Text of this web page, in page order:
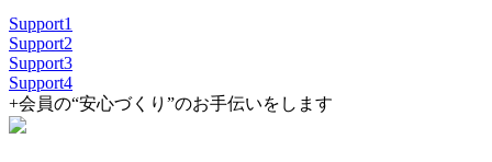
Support1
Support2
Support3
Support4
+会員の“安心づくり”のお手伝いをします